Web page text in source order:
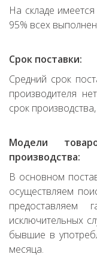
На складе
95% всех
Срок поставки:
Средний срок
производителя
срок
Модели
производства:
В основном
осуществляем
исключительных
бывшие в
месяца.